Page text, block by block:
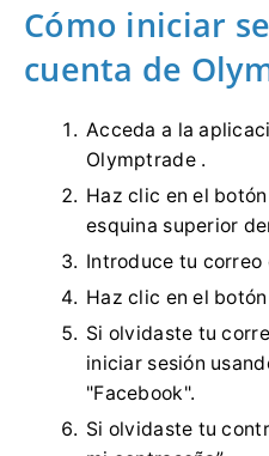
Cómo iniciar
cuenta de
Acceda a la
Olymptrade .
Haz clic en el
esquina superior
Introduce tu correo
Haz clic en el botón
Si olvidaste tu
iniciar sesión
"Facebook".
Si olvidaste tu